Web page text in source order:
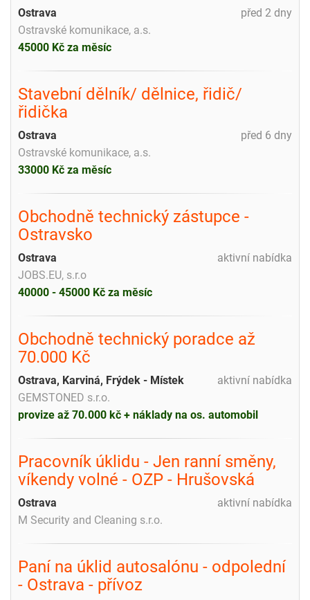
před 2 dny
Ostrava
Ostravské komunikace, a.s.
45000 Kč za měsíc
Stavební dělník/ dělnice, řidič/
řidička
před 6 dny
Ostrava
Ostravské komunikace, a.s.
33000 Kč za měsíc
Obchodně technický zástupce -
Ostravsko
aktivní nabídka
Ostrava
JOBS.EU, s.r.o
40000 - 45000 Kč za měsíc
Obchodně technický poradce až
70.000 Kč
aktivní nabídka
Ostrava, Karviná, Frýdek - Místek
GEMSTONED s.r.o.
provize až 70.000 kč + náklady na os. automobil
Pracovník úklidu - Jen ranní směny,
víkendy volné - OZP - Hrušovská
aktivní nabídka
Ostrava
M Security and Cleaning s.r.o.
Paní na úklid autosalónu - odpolední
- Ostrava - přívoz